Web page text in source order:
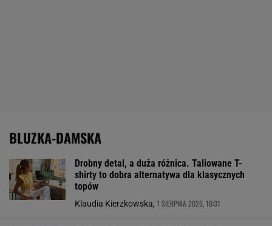
BLUZKA-DAMSKA
Drobny detal, a duża różnica. Taliowane T-
shirty to dobra alternatywa dla klasycznych
topów
Klaudia Kierzkowska, 1 SIERPNIA 2026, 10:31